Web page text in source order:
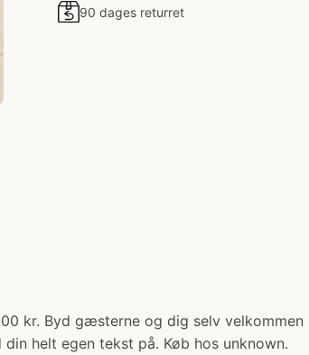
90 dages returret
kr. Byd gæsterne og dig selv
helt egen tekst på. Køb hos unknown.